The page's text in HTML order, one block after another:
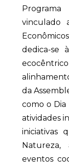
vinculado
dedica-se
da
como o Dia
atividades
iniciativas
eventos